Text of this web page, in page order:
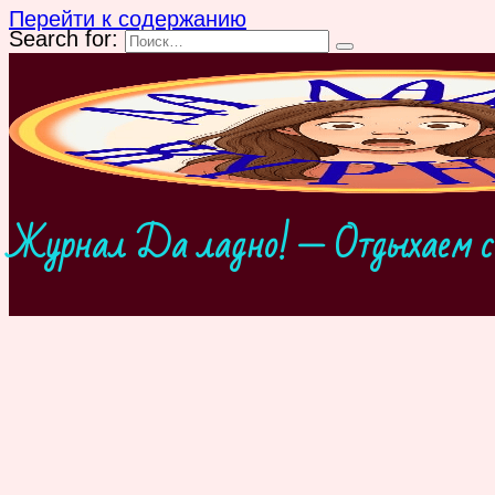
Перейти к содержанию
Search for:
Журнал Да ладно! — Отдыхаем с